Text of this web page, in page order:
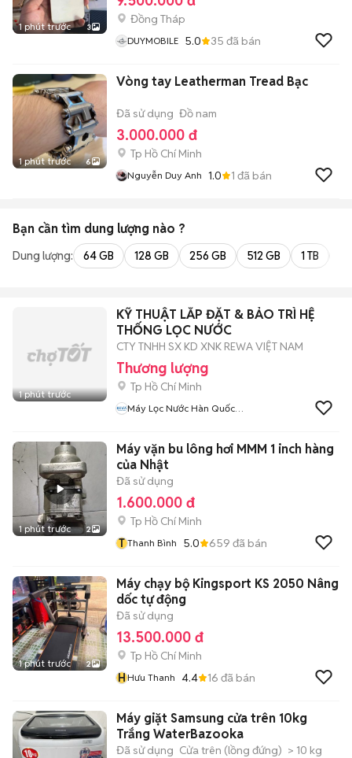
1 phút trước 3
Đồng Tháp
DUYMOBILE 5.0 35 đã bán
1 phút trước 6
Vòng tay Leatherman Tread Bạc
Đã sử dụng Đồ nam
3.000.000 đ
Tp Hồ Chí Minh
Nguyễn Duy Anh 1.0 1 đã bán
Bạn cần tìm dung lượng nào ?
Dung lượng: 64 GB 128 GB 256 GB 512 GB 1 TB
1 phút trước
KỸ THUẬT LẮP ĐẶT & BẢO TRÌ HỆ
THỐNG LỌC NƯỚC
CTY TNHH SX KD XNK REWA VIỆT NAM
Thương lượng
Tp Hồ Chí Minh
Máy Lọc Nước Hàn Quốc
1 phút trước 2
Máy vặn bu lông hơi MMM 1 inch hàng
của Nhật
Đã sử dụng
1.600.000 đ
Tp Hồ Chí Minh
T Thanh Bình 5.0 659 đã bán
1 phút trước 2
Máy chạy bộ Kingsport KS 2050 Nâng
dốc tự động
Đã sử dụng
13.500.000 đ
Tp Hồ Chí Minh
HHưu Thanh 4.4 16 đã bán
Máy giặt Samsung cửa trên 10kg
Trắng WaterBazooka
Đã sử dụng Cửa trên (lồng đứng) > 10 kg